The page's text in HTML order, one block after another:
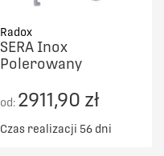
Radox
SERA Inox
Polerowany
od: 2911,90 zł
Czas realizacji 56 dni